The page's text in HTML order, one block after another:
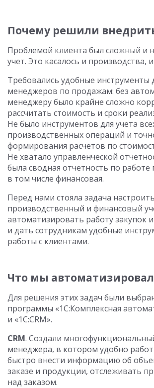
Почему решили
Проблемой клиента был сложный и
учет. Это касалось и производства,
Требовались удобные инструменты
менеджеров по продажам: без
менеджеру было крайне сложно
рассчитать стоимость и сроки
Не было инструментов для учета
производственных операций и
формирования расчетов по
Не хватало управленческой
была сводная отчетность по работе
в том числе финансовая.
Перед нами стояла задача настроить
производственный и финансовый
автоматизировать работу закупок
и дать сотрудникам удобные
работы с клиентами.
Что мы
Для решения этих задач были
программы «1С:Комплексная
и «1С:CRM».
CRM. Создали
менеджера, в котором удобно
быстро внести информацию об
заказе и продукции, отслеживать
над заказом.